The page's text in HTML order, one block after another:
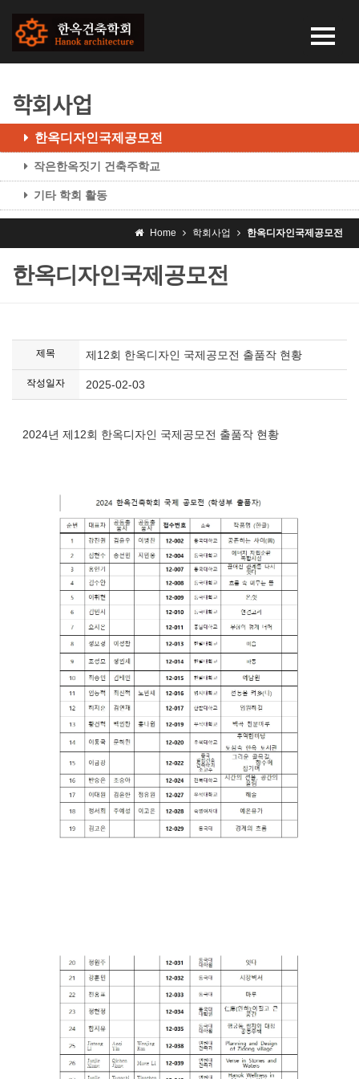
학회사업
한옥디자인국제공모전
작은한옥짓기 건축주학교
기타 학회 활동
Home 학회사업 한옥디자인국제공모전
한옥디자인국제공모전
제목 제12회 한옥디자인 국제공모전 출품작 현황
작성일자 2025-02-03
2024년 제12회 한옥디자인 국제공모전 출품작 현황